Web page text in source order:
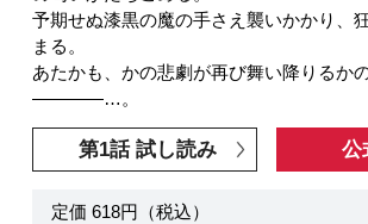
予期せぬ漆黒の魔の手さえ襲いかかり、
まる。
あたかも、かの悲劇が再び舞い降りるか
――――…。
第1話 試し読み 公
定価 618円（税込）